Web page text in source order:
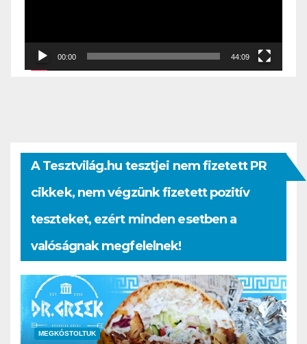
00:00 44:09
A Tesztvilág.hu tesztjei nem fizetett PR
cikkek, nem végzünk fizetett pozitív
teszteket, ezért minden esetben a
valóságnak megfelelnek!
MEGKÓSTOLTUK